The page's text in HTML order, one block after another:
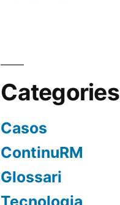
Categories
Casos
ContinuRM
Glossari
Tecnologia